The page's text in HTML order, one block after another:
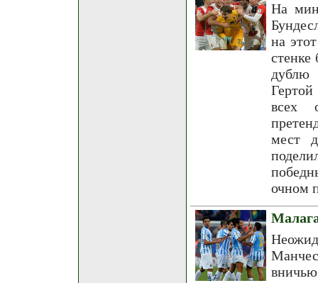
На
на
стенке
дублю
всех
мест
очном